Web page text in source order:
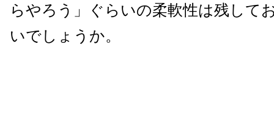
らやろう」ぐらいの柔軟性は残して
いでしょうか。